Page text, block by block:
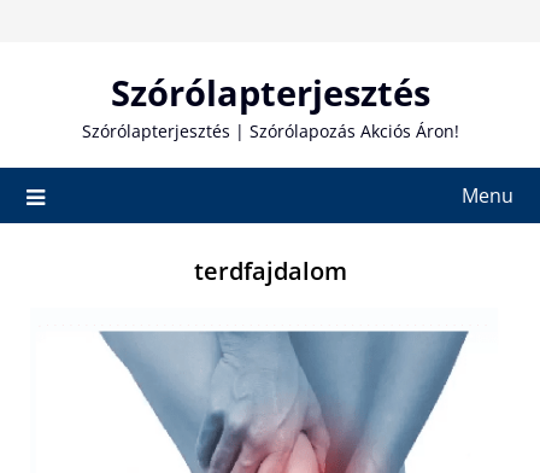
Szórólapterjesztés
Szórólapterjesztés | Szórólapozás Akciós Áron!
Menu
terdfajdalom